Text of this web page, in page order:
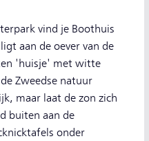
vind je Boothuis
aan de oever van de
'huisje' met witte
Zweedse natuur
maar laat de zon zich
buiten aan de
onder